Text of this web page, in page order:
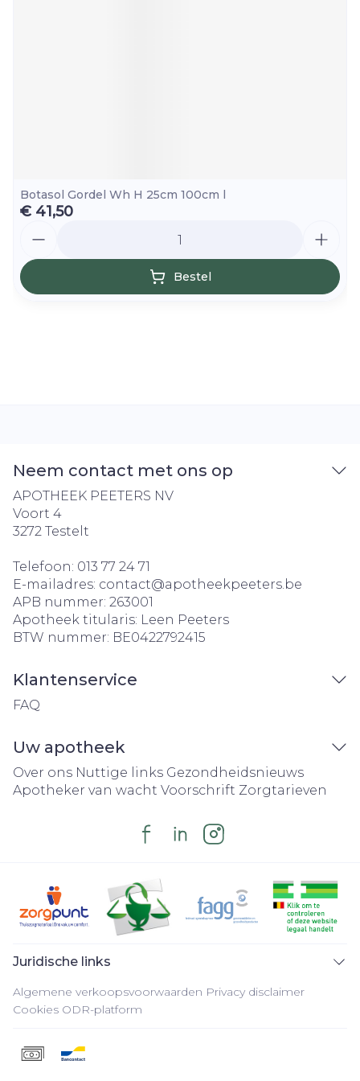
Botasol Gordel Wh H 25cm 100cm l
€ 41,50
Bestel
Neem contact met ons op
APOTHEEK PEETERS NV
Voort 4
3272 Testelt
Telefoon: 013 77 24 71
E-mailadres: contact@apotheekpeeters.be
APB nummer: 263001
Apotheek titularis: Leen Peeters
BTW nummer: BE0422792415
Klantenservice
FAQ
Uw apotheek
Over ons Nuttige links Gezondheidsnieuws
Apotheker van wacht Voorschrift Zorgtarieven
Juridische links
Algemene verkoopsvoorwaarden Privacy disclaimer
Cookies ODR-platform